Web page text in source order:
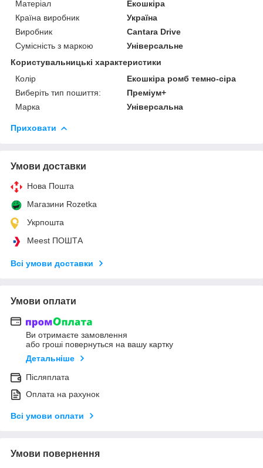
Матеріал
Екошкіра
Країна виробник
Україна
Виробник
Cantara Drive
Сумісність з маркою
Універсальне
Користувальницькі характеристики
Колір
Екошкіра ромб темно-сіра
Виберіть тип пошиття:
Преміум+
Марка
Універсальна
Приховати
Умови доставки
Нова Пошта
Магазини Rozetka
Укрпошта
Meest ПОШТА
Всі умови доставки
Умови оплати
Ви отримаєте замовлення
або гроші повернуться на вашу картку
Детальніше
Післяплата
Оплата на рахунок
Всі умови оплати
Умови повернення